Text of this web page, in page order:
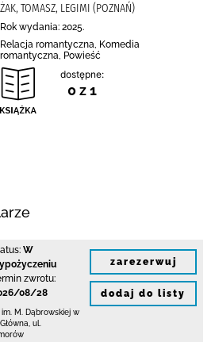
ŻAK, TOMASZ, LEGIMI (POZNAŃ)
Rok wydania: 2025.
Relacja romantyczna, Komedia
romantyczna, Powieść
dostępne:
0 z 1
W
zwrotu:
08/28
M. Dąbrowskiej w
ul.
zarezerwuj
dodaj do listy